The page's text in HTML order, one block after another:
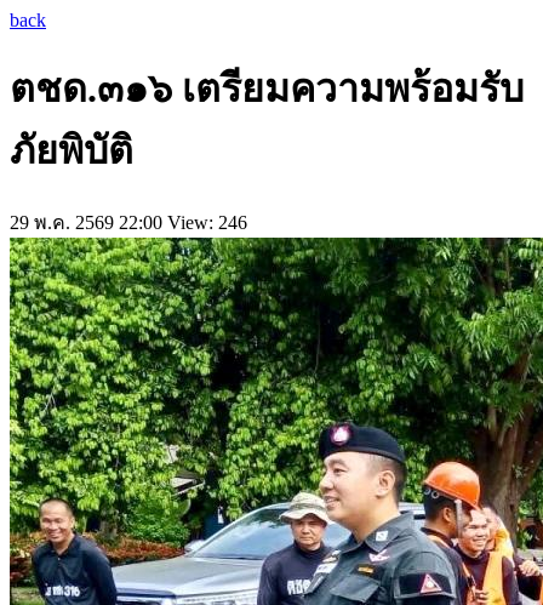
back
ตชด.๓๑๖ เตรียมความพร้อมรับ
ภัยพิบัติ
29 พ.ค. 2569 22:00 View: 246